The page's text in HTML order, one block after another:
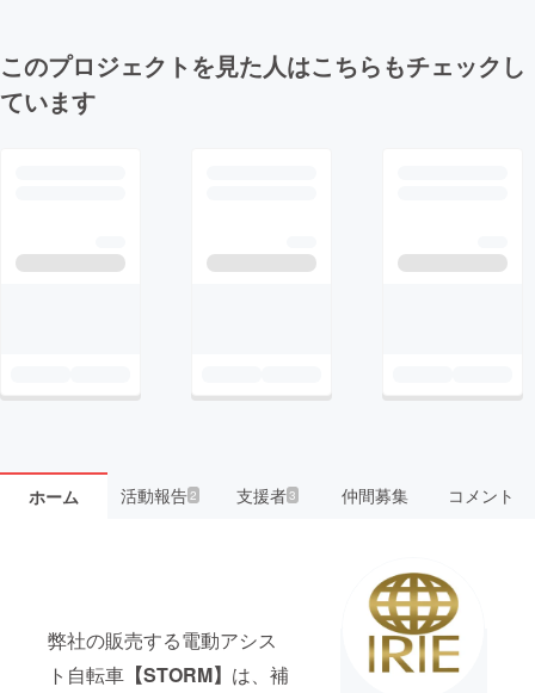
このプロジェクトを見た人はこちらもチェックし
ています
ホーム 活動報告2 支援者3 仲間募集 コメント
弊社の販売する電動アシス
ト自転車 【STORM】 は、補